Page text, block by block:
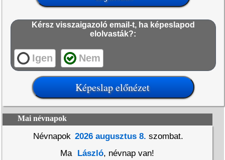
Kérsz visszaigazoló email-t, ha képeslapod
elolvasták?:
Igen Nem
Mai névnapok
Névnapok 2026 augusztus 8. szombat.
Ma
László, névnap van!